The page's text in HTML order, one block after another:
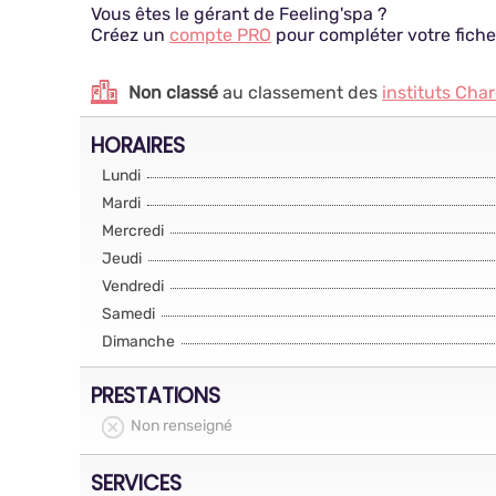
Vous êtes le gérant de Feeling'spa ?
Créez un compte PRO pour compléter votre
Non classé au classement des instituts
HORAIRES
Lundi
Mardi
Mercredi
Jeudi
Vendredi
Samedi
Dimanche
PRESTATIONS
Non renseigné
SERVICES